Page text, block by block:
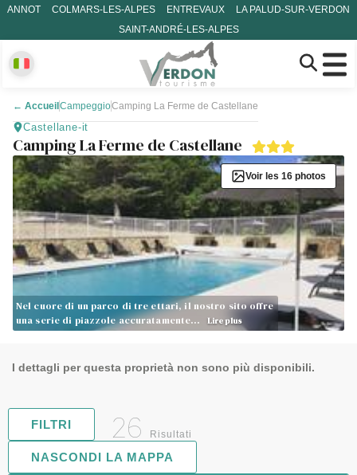
ANNOT COLMARS-LES-ALPES ENTREVAUX
LA PALUD-SUR-VERDON
SAINT-ANDRÉ-LES-ALPES
← Accueil CampeggioCamping La Ferme de Castellane
Castellane-it
Camping La Ferme de Castellane
Nel cuore di un parco di tre ettari, il nostro sito offre
una serie di piazzole accuratamente…
Lire plus
Voir les 16 photos
I dettagli per questa proprietà non sono più disponibili.
FILTRI 26 Risultati
NASCONDI LA MAPPA